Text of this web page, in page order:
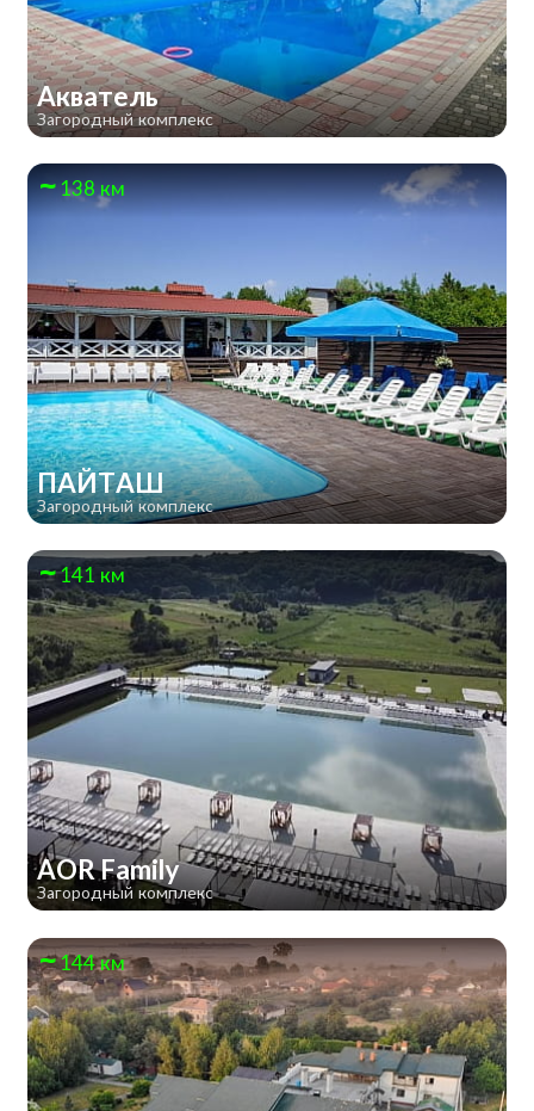
Акватель
Загородный комплекс
138 км
ПАЙТАШ
Загородный комплекс
141 км
AOR Family
Загородный комплекс
144 км